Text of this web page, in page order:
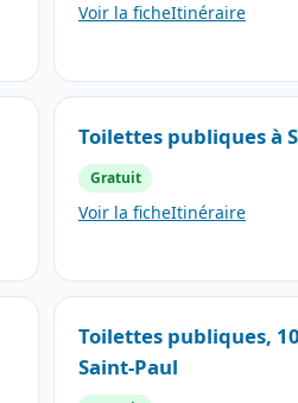
Voir la ficheItinéraire
Toilettes publiques à
Gratuit
Voir la ficheItinéraire
Toilettes publiques,
Saint-Paul